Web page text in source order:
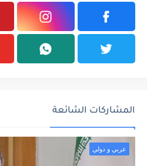
المشاركات الشائعة
عربي و دولي